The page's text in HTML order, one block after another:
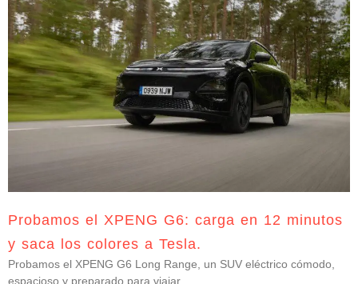
Probamos el XPENG G6: carga en 12 minutos
y saca los colores a Tesla.
Probamos el XPENG G6 Long Range, un SUV eléctrico cómodo,
espacioso y preparado para viajar.